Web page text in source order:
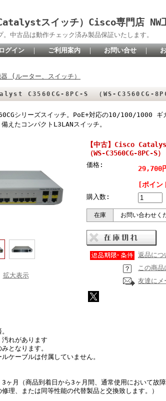
スイッチ）Cisco専門店 NW
中古品は動作チェック済み製品保証いたします。
グイン ｜ ご利用案内 ｜ お問い合せ ｜
(ルーター、スイッチ）
C3560CG-8PC-S （WS-C3560CG-
シリーズスイッチ。PoE+対応の10/100/1000 ギ
えたコンパクトL3LANスイッチ。
拡大表示
【中古】Cisco
（WS-C3560CG-8PC-S）
価格:
29,700
[ポイン
購入数:
在庫 お問い合わせく
返品につ
この商品
友達にメ
れがあります
となります。
ケーブルは付属していません。
ヶ月（商品到着日から3ヶ月間、通常使用において故
理、または同等性能の代替製品と交換致します。）